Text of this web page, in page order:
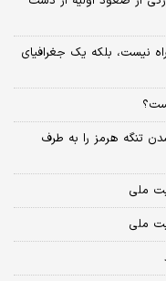
نیست، بلکه یک جغرافیای
تنگه هرمز را به طرف
ملی
ملی